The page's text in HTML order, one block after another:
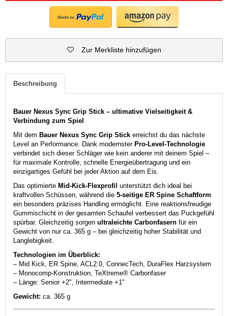
Zur Merkliste hinzufügen
Beschreibung
Bauer Nexus Sync Grip Stick – ultimative Vielseitigkeit &
Verbindung zum Spiel
Mit dem Bauer Nexus Sync Grip Stick erreichst du das nächste
Level an Performance. Dank modernster Pro-Level-Technologie
verbindet sich dieser Schläger wie kein anderer mit deinem Spiel –
für maximale Kontrolle, schnelle Energieübertragung und ein
einzigartiges Gefühl bei jeder Aktion auf dem Eis.
Das optimierte Mid-Kick-Flexprofil unterstützt dich ideal bei
kraftvollen Schüssen, während die 5-seitige ER Spine Schaftform
ein besonders präzises Handling ermöglicht. Eine reaktionsfreudige
Gummischicht in der gesamten Schaufel verbessert das Puckgefühl
spürbar. Gleichzeitig sorgen ultraleichte Carbonfasern für ein
Gewicht von nur ca. 365 g – bei gleichzeitig hoher Stabilität und
Langlebigkeit.
Technologien im Überblick:
– Mid Kick, ER Spine, ACL2.0, ConnecTech, DuraFlex Harzsystem
– Monocomp-Konstruktion, TeXtreme® Carbonfaser
– Länge: Senior +2", Intermediate +1"
Gewicht: ca. 365 g